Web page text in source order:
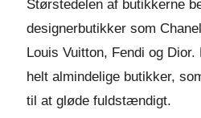
Størstedelen af butikkerne
designerbutikker som
Louis Vuitton, Fendi og
helt almindelige butikker,
til at gløde fuldstændigt.